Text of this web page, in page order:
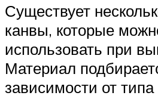
Существует
канвы, которые
использовать при
Материал
зависимости от